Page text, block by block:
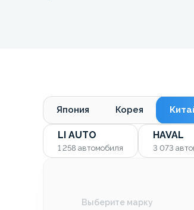
Япония Корея
LI AUTO
1 258 автомобиля
HAVAL
3 073
Выберите марку